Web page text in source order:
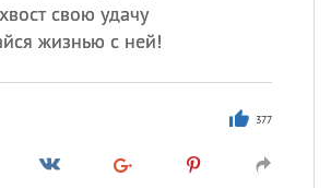
свою удачу
жизнью с ней!
377